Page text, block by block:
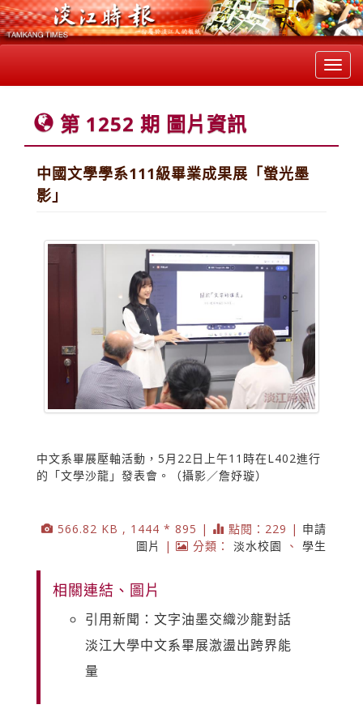
第 1252 期 圖片資訊
中國文學學系111級畢業成果展「螢光墨
影」
中文系畢展壓軸活動，5月22日上午11時在L402進行
的「文學沙龍」發表會。（攝影／詹妤璇）
566.82 KB , 1444 * 895 | 點閱：229 | 申請
圖片
| 分類： 淡水校園 、 學生
相關連結、圖片
引用新聞：文字油墨交織沙龍對話
淡江大學中文系畢展激盪出跨界能
量